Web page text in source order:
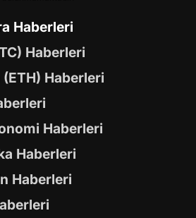
Haberleri
Haberleri
Haberleri
Haberleri
Haberleri
Haberleri